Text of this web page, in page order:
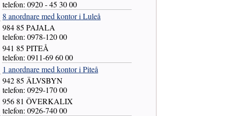
telefon: 0920 - 45 30 00
8 anordnare med kontor i Luleå
984 85 PAJALA
telefon: 0978-120 00
941 85 PITEÅ
telefon: 0911-69 60 00
1 anordnare med kontor i Piteå
942 85 ÄLVSBYN
telefon: 0929-170 00
956 81 ÖVERKALIX
telefon: 0926-740 00